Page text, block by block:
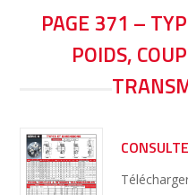
PAGE 371 –
POIDS,
NAVIGATION